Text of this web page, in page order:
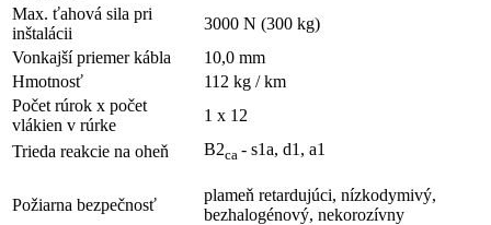
Max. ťahová sila pri
inštalácii
3000 N (300 kg)
Vonkajší priemer kábla
10,0 mm
Hmotnosť
112 kg / km
Počet rúrok x počet
vlákien v rúrke
1 x 12
Trieda reakcie na oheň
B2ca - s1a, d1, a1
Požiarna bezpečnosť
plameň retardujúci, nízkodymivý,
bezhalogénový, nekorozívny